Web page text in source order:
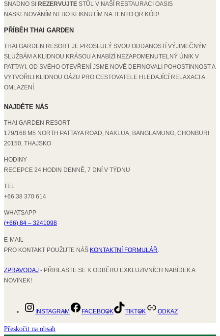
SNADNO SI REZERVUJTE STŮL V NAŠÍ RESTAURACI OASIS
NASKENOVÁNÍM NEBO KLIKNUTÍM NA TENTO QR KÓD!
PŘÍBĚH THAI GARDEN
THAI GARDEN RESORT JE PROSLULÝ SVOU ODDANOSTÍ VÝJIMEČNÝM
SLUŽBÁM A KLIDNOU KRÁSOU A NABÍZÍ NEZAPOMENUTELNÝ ÚNIK V
PATTAYI. OD SVÉHO OTEVŘENÍ JSME NOVĚ DEFINOVALI POHOSTINNOST A
VYTVOŘILI KLIDNOU OÁZU PRO CESTOVATELE HLEDAJÍCÍ RELAXACI A
OMLAZENÍ.
NAJDĚTE NÁS
THAI GARDEN RESORT
179/168 M5 NORTH PATTAYA ROAD, NAKLUA, BANGLAMUNG, CHONBURI
20150, THAJSKO
HODINY
RECEPCE 24 HODIN DENNĚ, 7 DNÍ V TÝDNU
TEL
+66 38 370 614
WHATSAPP
(+66) 84 – 3241098
E-MAIL
PRO KONTAKT POUŽIJTE NÁŠ KONTAKTNÍ FORMULÁŘ
ZPRAVODAJ - PŘIHLASTE SE K ODBĚRU EXKLUZIVNÍCH NABÍDEK A
NOVINEK!
INSTAGRAM FACEBOOK TIKTOK ODKAZ
Přeskočit na obsah